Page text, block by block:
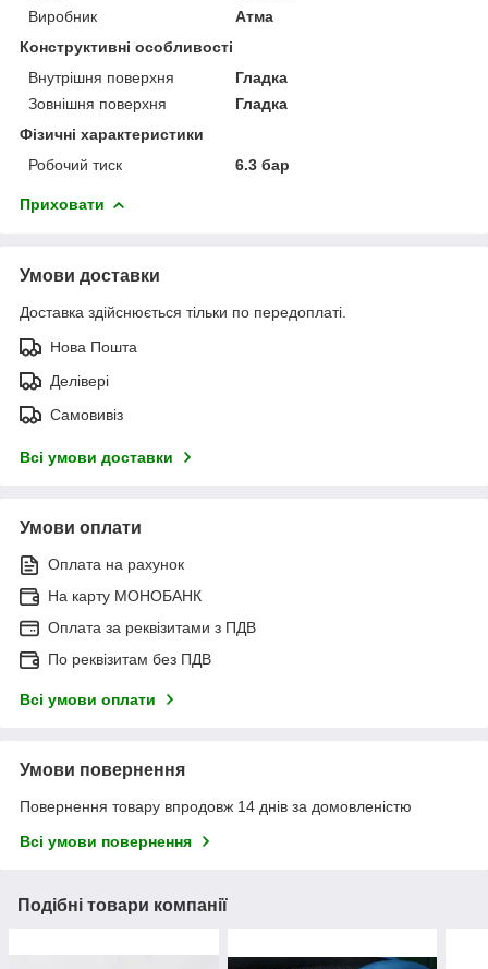
Виробник
Атма
Конструктивні особливості
Внутрішня поверхня
Гладка
Зовнішня поверхня
Гладка
Фізичні характеристики
Робочий тиск
6.3 бар
Приховати
Умови доставки
Доставка здійснюється тільки по передоплаті.
Нова Пошта
Делівері
Самовивіз
Всі умови доставки
Умови оплати
Оплата на рахунок
На карту МОНОБАНК
Оплата за реквізитами з ПДВ
По реквізитам без ПДВ
Всі умови оплати
Умови повернення
Повернення товару впродовж 14 днів за домовленістю
Всі умови повернення
Подібні товари компанії